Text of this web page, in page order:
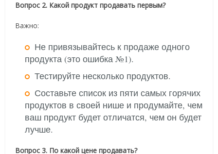
Вопрос 2. Какой продукт продавать первым?
Важно:
Не привязывайтесь к продаже одного
продукта (это ошибка №1).
Тестируйте несколько продуктов.
Составьте список из пяти самых горячих
продуктов в своей нише и продумайте, чем
ваш продукт будет отличатся, чем он будет
лучше.
Вопрос 3. По какой цене продавать?